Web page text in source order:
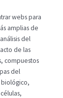
webs para
amplias de
del
de las
compuestos
del